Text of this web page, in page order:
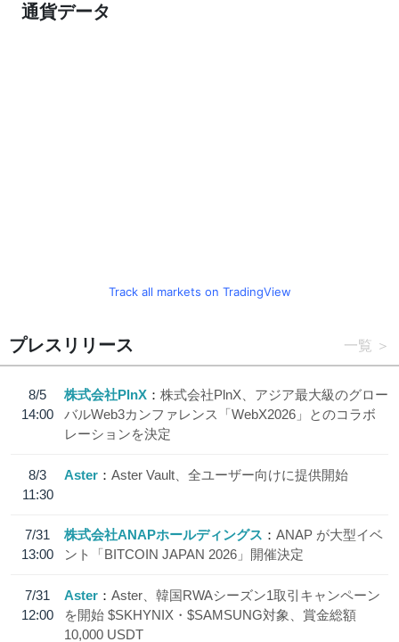
通貨データ
Track all markets on TradingView
プレスリリース 一覧
8/5
14:00
株式会社PlnX
株式会社PlnX、アジア最大級のグロー
バルWeb3カンファレンス「WebX2026」とのコラボ
レーションを決定
8/3
11:30
Aster Aster Vault、全ユーザー向けに提供開始
7/31
13:00
株式会社ANAPホールディングス
ANAP が大型イベ
ント「BITCOIN JAPAN 2026」開催決定
7/31
12:00
Aster
Aster、韓国RWAシーズン1取引キャンペーン
を開始 $SKHYNIX・$SAMSUNG対象、賞金総額
10,000 USDT